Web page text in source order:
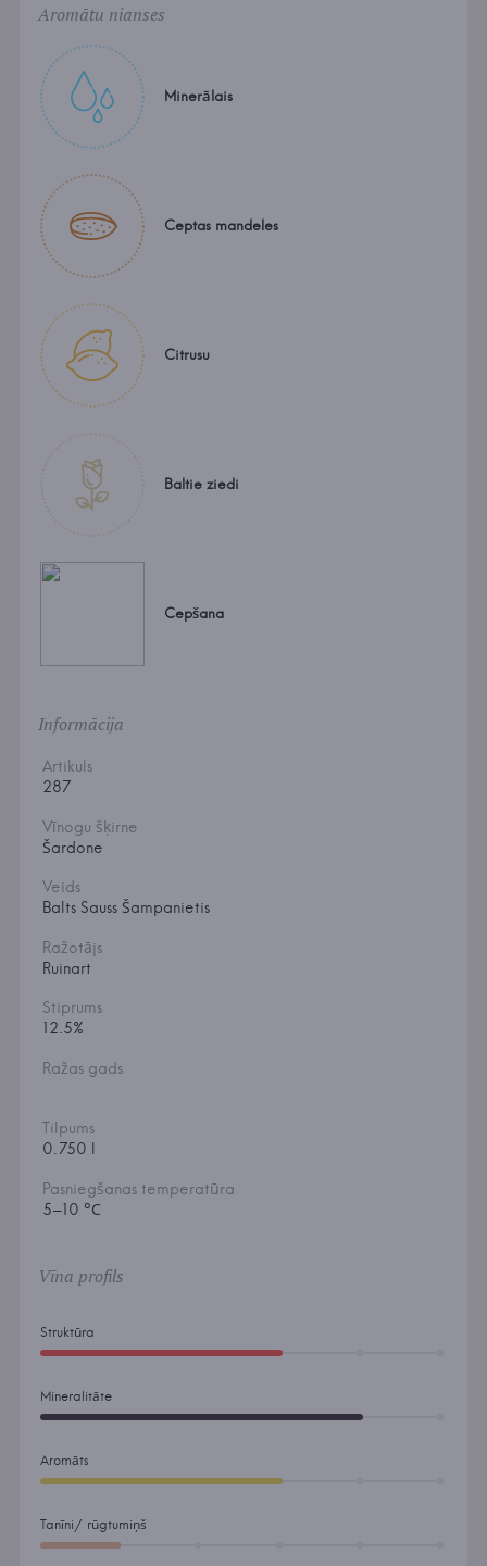
Aromātu nianses
Minerālais
Ceptas mandeles
Citrusu
Baltie ziedi
Cepšana
Informācija
Artikuls
287
Vīnogu šķirne
Šardone
Veids
Balts Sauss Šampanietis
Ražotājs
Ruinart
Stiprums
12.5%
Ražas gads
Tilpums
0.750 l
Pasniegšanas temperatūra
5–10 °С
Vīna profils
Struktūra
Mineralitāte
Aromāts
Tanīni/ rūgtumiņš